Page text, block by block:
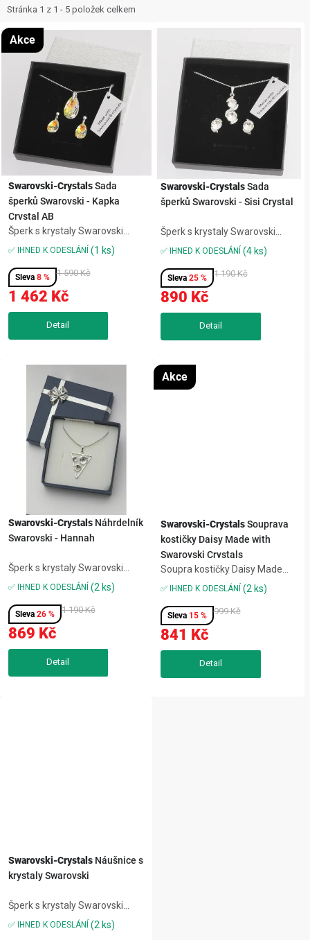
NOVINKY
OSTATNÍ
12 důvodů proč Gigamat Možnosti dopravy
Kontakt
Hodnocení obchodu
i
s
p
k
ů
Stránka 1 z 1 - 5 položek celkem
e
n
í
u
t
ů
Swarovski-Crystals Sada
šperků Swarovski - Kapka
Crystal AB
Akce
✅ IHNED K ODESLÁNÍ (1 ks)
8 %
1 462 Kč
1 590 Kč
Šperk s krystaly Swarovski
zaujme elegantním
zpracováním a jemným
leskem, který vynikne při
každodenním nošení i
slavnostnějších příležitostech.
Precizně působící detaily...
Swarovski-Crystals Sada
šperků Swarovski - Sisi Crystal
✅ IHNED K ODESLÁNÍ (4 ks)
25 %
890 Kč
1 190 Kč
Šperk s krystaly Swarovski
zaujme elegantním
zpracováním a jemným
leskem, který vynikne při
každodenním nošení i
slavnostnějších příležitostech.
Precizně působící detaily...
Swarovski-Crystals Náhrdelník
Swarovski - Hannah
✅ IHNED K ODESLÁNÍ (2 ks)
26 %
869 Kč
1 190 Kč
Šperk s krystaly Swarovski
zaujme elegantním
zpracováním a jemným
leskem, který vynikne při
každodenním nošení i
slavnostnějších příležitostech.
Precizně působící detaily...
Swarovski-Crystals Souprava
kostičky Daisy Made with
Swarovski Crystals
Akce
✅ IHNED K ODESLÁNÍ (2 ks)
15 %
841 Kč
999 Kč
Soupra kostičky Daisy Made
with Swarovski Crystals
Swarovski-Crystals Náušnice s
krystaly Swarovski
✅ IHNED K ODESLÁNÍ (2 ks)
Šperk s krystaly Swarovski
zaujme elegantním
zpracováním a jemným